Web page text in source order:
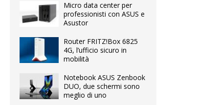
Micro data center per
professionisti con ASUS e
Asustor
Router FRITZ!Box 6825
4G, l’ufficio sicuro in
mobilità
Notebook ASUS Zenbook
DUO, due schermi sono
meglio di uno